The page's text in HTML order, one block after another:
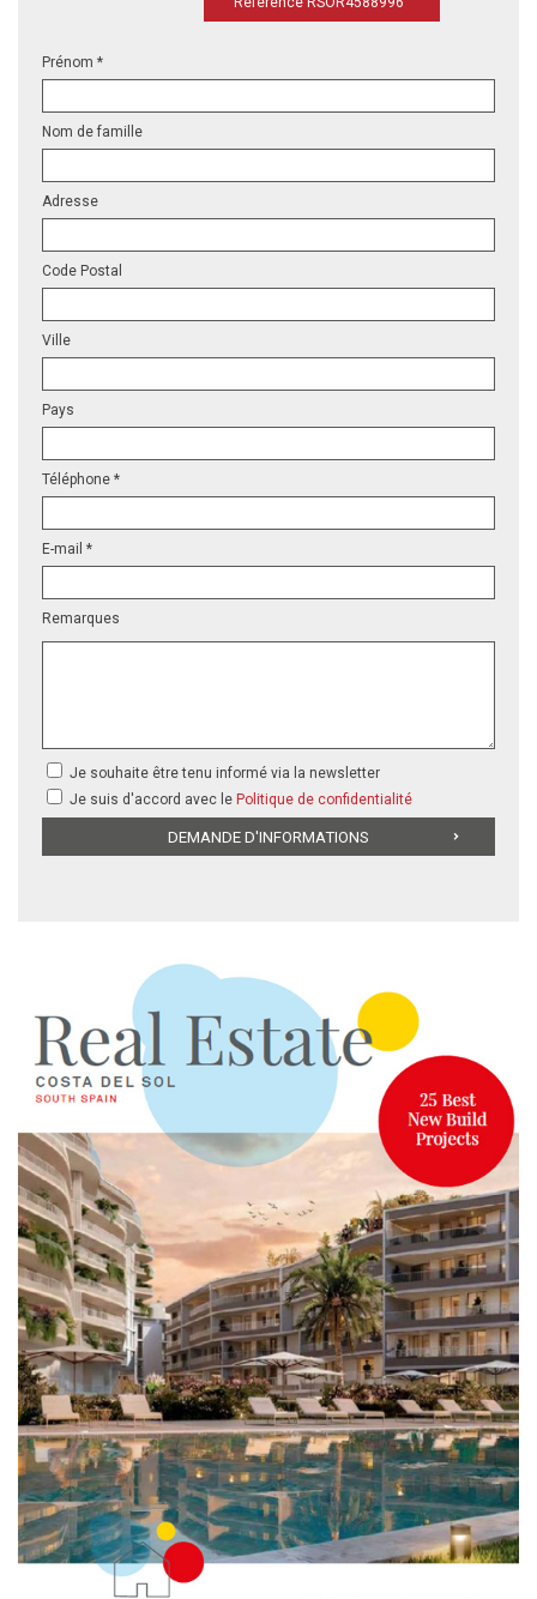
Prénom *
Nom de famille
Adresse
Code Postal
Ville
Pays
Téléphone *
E-mail *
Remarques
Je souhaite être tenu informé via la newsletter
Je suis d'accord avec le Politique de confidentialité